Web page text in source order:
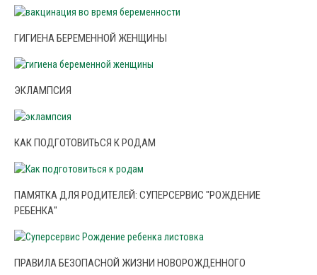
ГИГИЕНА БЕРЕМЕННОЙ ЖЕНЩИНЫ
ЭКЛАМПСИЯ
КАК ПОДГОТОВИТЬСЯ К РОДАМ
ПАМЯТКА ДЛЯ РОДИТЕЛЕЙ: СУПЕРСЕРВИС "РОЖДЕНИЕ
РЕБЕНКА"
ПРАВИЛА БЕЗОПАСНОЙ ЖИЗНИ НОВОРОЖДЕННОГО